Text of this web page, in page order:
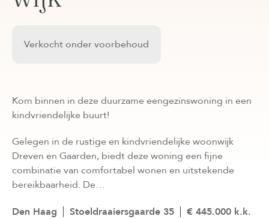
Verkocht onder voorbehoud
Kom binnen in deze duurzame eengezinswoning in een
kindvriendelijke buurt!
Gelegen in de rustige en kindvriendelijke woonwijk
Dreven en Gaarden, biedt deze woning een fijne
combinatie van comfortabel wonen en uitstekende
bereikbaarheid. De…
Den Haag Stoeldraaiersgaarde 35 € 445.000 k.k.